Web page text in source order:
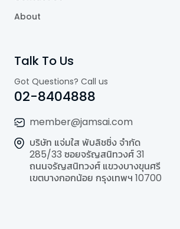
About
Talk To Us
Got Questions? Call us
02-8404888
member@jamsai.com
บริษัท แจ่มใส พับลิชชิ่ง จำกัด
285/33 ซอยจรัญสนิทวงศ์ 31
ถนนจรัญสนิทวงศ์ แขวงบางขุนศรี
เขตบางกอกน้อย กรุงเทพฯ 10700